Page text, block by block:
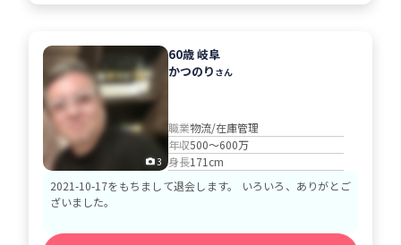
3
60歳 岐阜
かつのり さん
職業物流/在庫管理
年収500～600万
身長171cm
2021-10-17をもちまして退会します。 いろいろ、ありがとご
ざいました。